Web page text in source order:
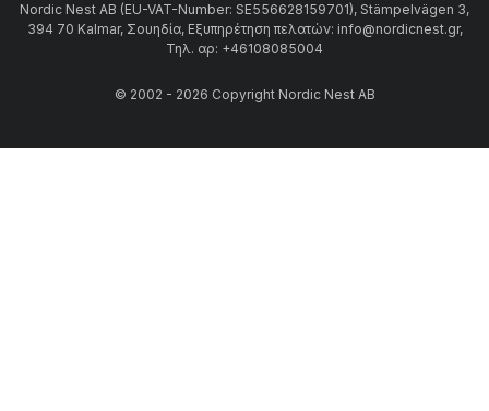
Nordic Nest AB (EU-VAT-Number: SE556628159701), Stämpelvägen 3,
394 70 Kalmar, Σουηδία, Εξυπηρέτηση πελατών: info@nordicnest.gr,
Τηλ. αρ: +46108085004
© 2002 - 2026 Copyright Nordic Nest AB